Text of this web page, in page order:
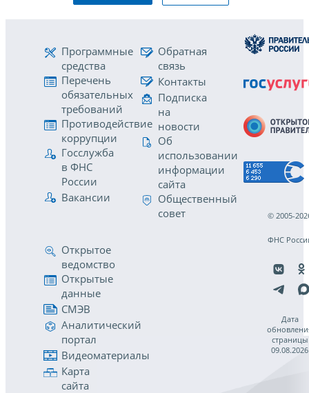
Программные
средства
Перечень
обязательных
требований
Противодействие
коррупции
Госслужба
в ФНС
России
Вакансии
Обратная
связь
Контакты
Подписка
на
новости
Об
использовании
информации
сайта
Общественный
совет
Открытое
ведомство
Открытые
данные
СМЭВ
Аналитический
портал
Видеоматериалы
Карта
сайта
© 2005-
ФНС
Дата
страницы
09.08.2026